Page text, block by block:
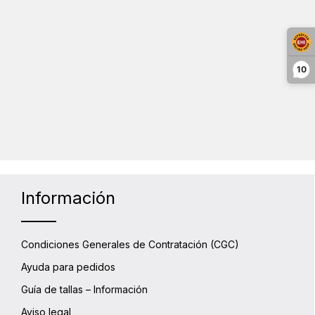
10
o usa los botones para
Información
Condiciones Generales de Contratación (CGC)
Ayuda para pedidos
Guía de tallas – Información
Aviso legal